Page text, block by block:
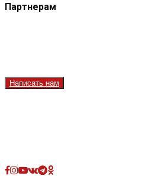
Партнерам
Написать нам
Facebook
Instagram
Youtube
VkTelegram
OK